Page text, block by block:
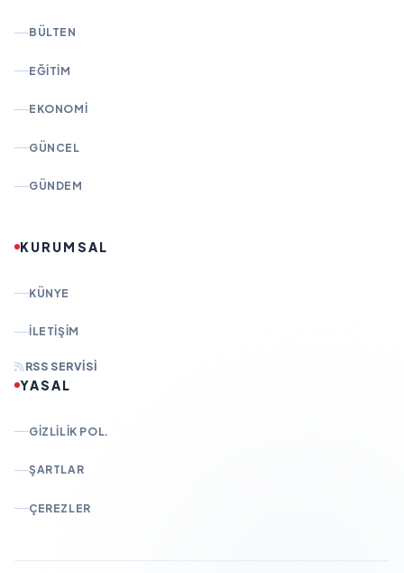
BÜLTEN
EĞITIM
EKONOMI
GÜNCEL
GÜNDEM
KURUMSAL
KÜNYE
İLETIŞIM
RSS SERVISI
YASAL
GIZLILIK POL.
ŞARTLAR
ÇEREZLER